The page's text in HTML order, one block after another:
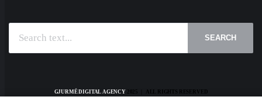
SEARCH
GJURMË DIGITAL AGENCY2025 | ALL RIGHTS RESERVED